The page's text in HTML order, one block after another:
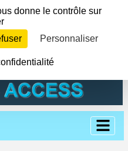
donne le contrôle sur
Personnaliser